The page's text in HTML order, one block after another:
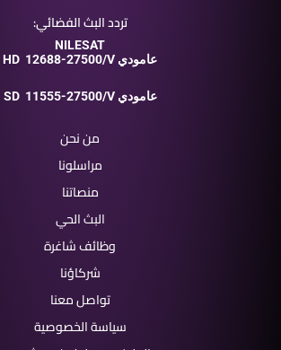
تردد البث الفضائي:
NILESAT
HD
12688-27500/V عامودي
SD 11555-27500/V عامودي
من نحن
مراسلونا
منصاتنا
البث الحي
وظائف شاغرة
شركاؤنا
تواصل معنا
سياسة الخصوصية